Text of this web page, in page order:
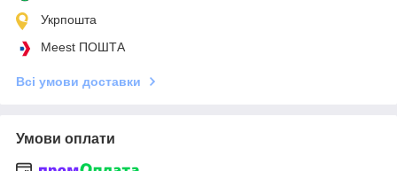
Укрпошта
Meest ПОШТА
Всі умови доставки
Умови оплати